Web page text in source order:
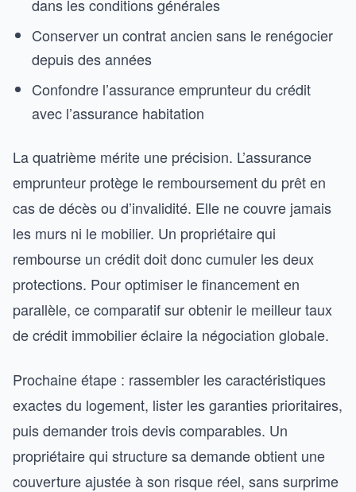
dans les conditions générales
Conserver un contrat ancien sans le renégocier
depuis des années
Confondre l’assurance emprunteur du crédit
avec l’assurance habitation
La quatrième mérite une précision. L’assurance
emprunteur protège le remboursement du prêt en
cas de décès ou d’invalidité. Elle ne couvre jamais
les murs ni le mobilier. Un propriétaire qui
rembourse un crédit doit donc cumuler les deux
protections. Pour optimiser le financement en
parallèle, ce comparatif sur obtenir le meilleur taux
de crédit immobilier éclaire la négociation globale.
Prochaine étape : rassembler les caractéristiques
exactes du logement, lister les garanties prioritaires,
puis demander trois devis comparables. Un
propriétaire qui structure sa demande obtient une
couverture ajustée à son risque réel, sans surprime